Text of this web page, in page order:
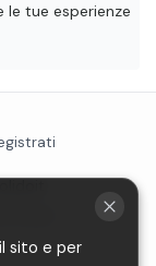
le tue esperienze
sito e per